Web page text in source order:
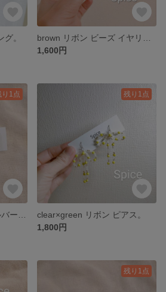
。
1,600円
り1点 残り1点
clear×green リボン ピアス。
1,800円
残り1点